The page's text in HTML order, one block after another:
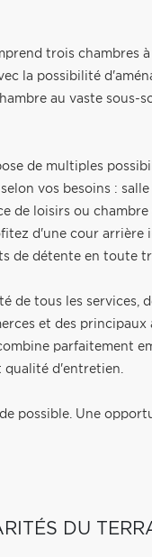
trois chambres
la possibilité
au vaste sous-
de multiples
vos besoins :
de loisirs ou
d'une cour arrière
de détente en toute
de tous les services,
et des principaux
parfaitement
d'entretien.
possible. Une
DU